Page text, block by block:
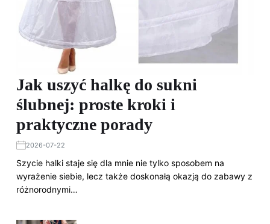
Jak uszyć halkę do sukni
ślubnej: proste kroki i
praktyczne porady
2026-07-22
Szycie halki staje się dla mnie nie tylko sposobem na
wyrażenie siebie, lecz także doskonałą okazją do zabawy z
różnorodnymi…